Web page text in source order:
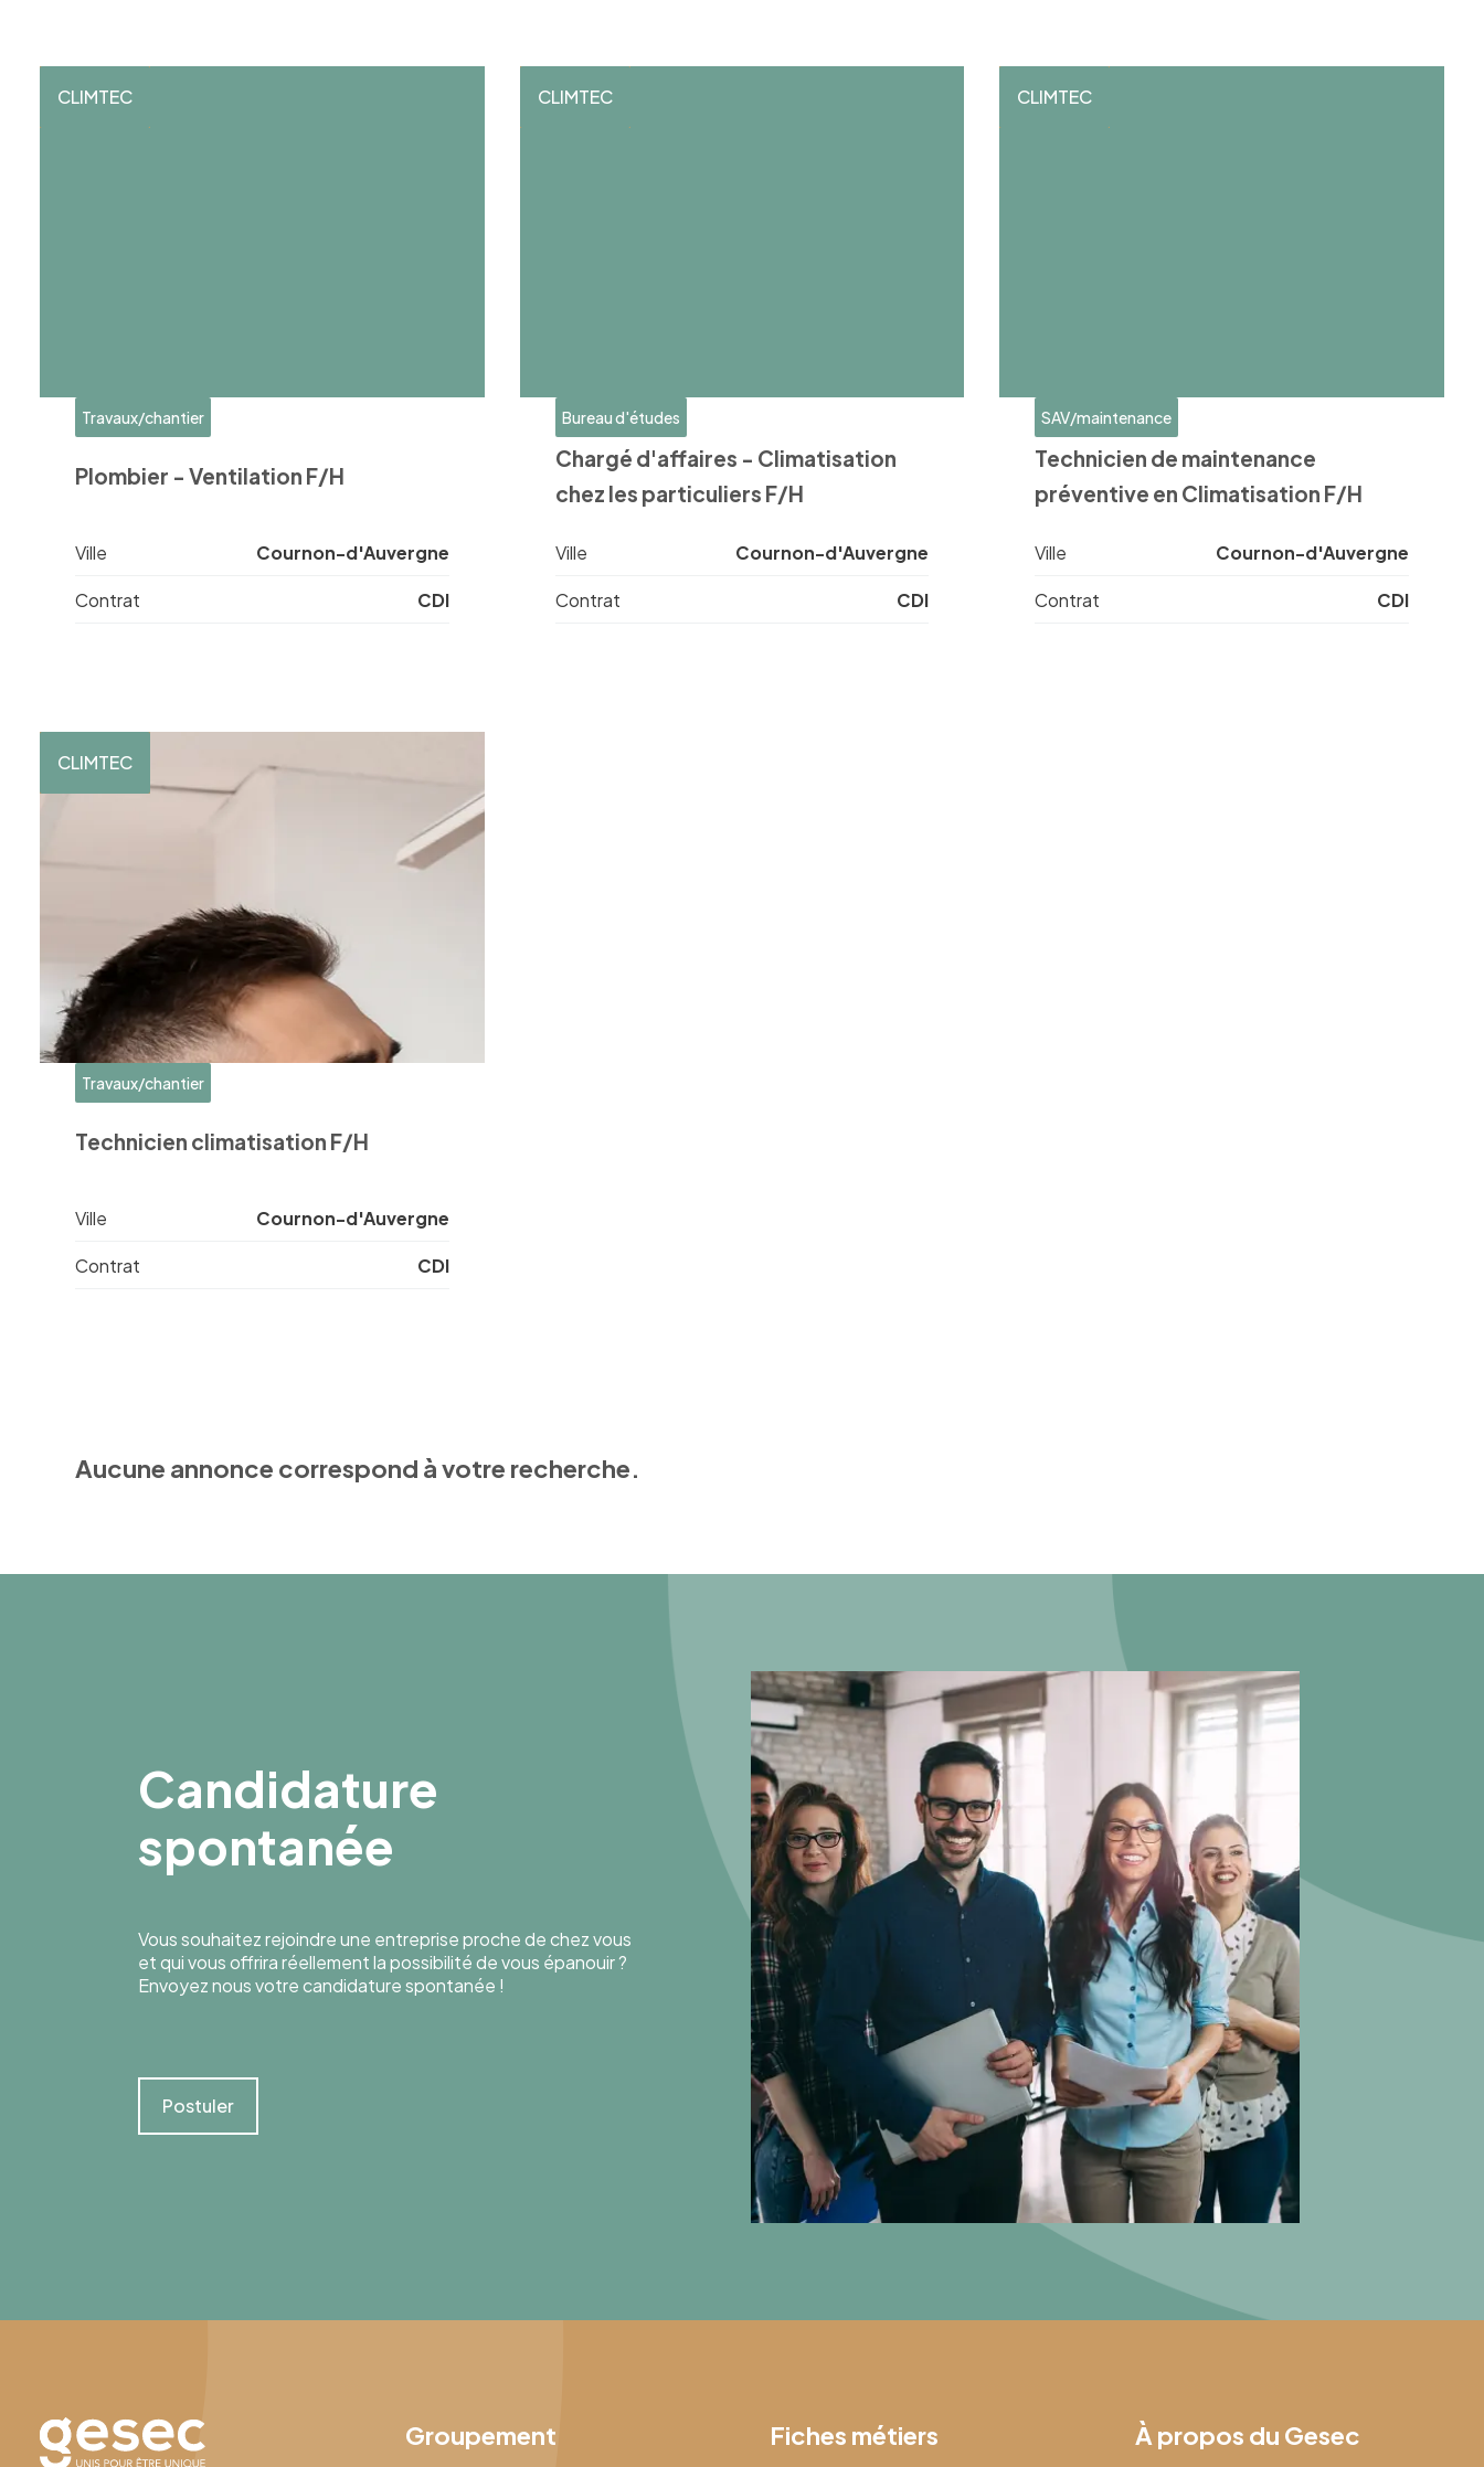
CLIMTEC
Travaux/chantier
Plombier - Ventilation F/H
Ville Cournon-d'Auvergne
Contrat CDI
CLIMTEC
Bureau d'études
Chargé d'affaires - Climatisation
chez les particuliers F/H
Ville Cournon-d'Auvergne
Contrat CDI
CLIMTEC
SAV/maintenance
Technicien de maintenance
préventive en Climatisation F/H
Ville Cournon-d'Auvergne
Contrat CDI
CLIMTEC
Travaux/chantier
Technicien climatisation F/H
Ville Cournon-d'Auvergne
Contrat CDI
Aucune annonce correspond à votre recherche.
Candidature
spontanée
Vous souhaitez rejoindre une entreprise proche de chez vous
et qui vous offrira réellement la possibilité de vous épanouir ?
Envoyez nous votre candidature spontanée !
Postuler
Groupement Fiches métiers À propos du Gesec